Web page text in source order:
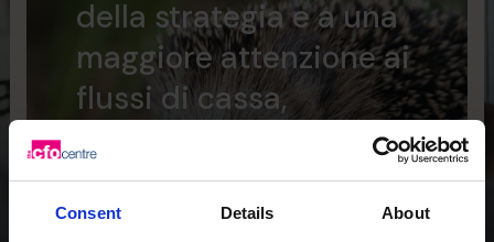
Consent Details About
della strategia e a una
maggiore attenzione ai
flussi di cassa,
abbiamo fornito al
Wild Planet Trust una
visione chiara per il